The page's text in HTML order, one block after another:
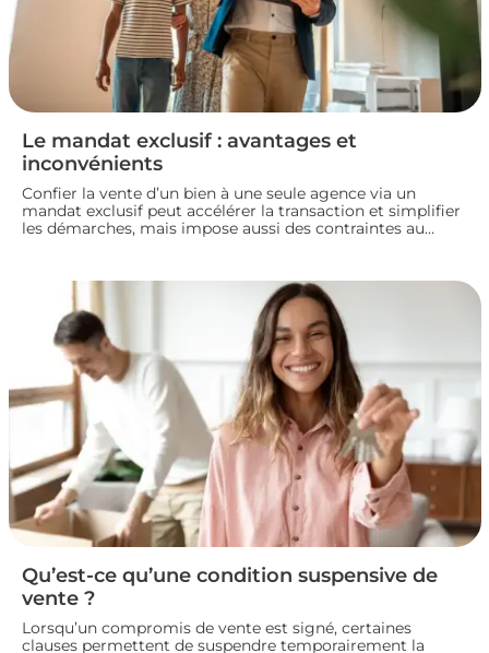
Le mandat exclusif : avantages et
inconvénients
Confier la vente d’un bien à une seule agence via un
mandat exclusif peut accélérer la transaction et simplifier
les démarches, mais impose aussi des contraintes au
votre mode de vente immobilière.
Qu’est-ce qu’une condition suspensive de
vente ?
Lorsqu’un compromis de vente est signé, certaines
clauses permettent de suspendre temporairement la